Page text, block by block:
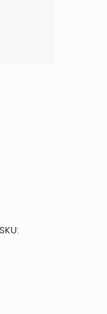
SKU: